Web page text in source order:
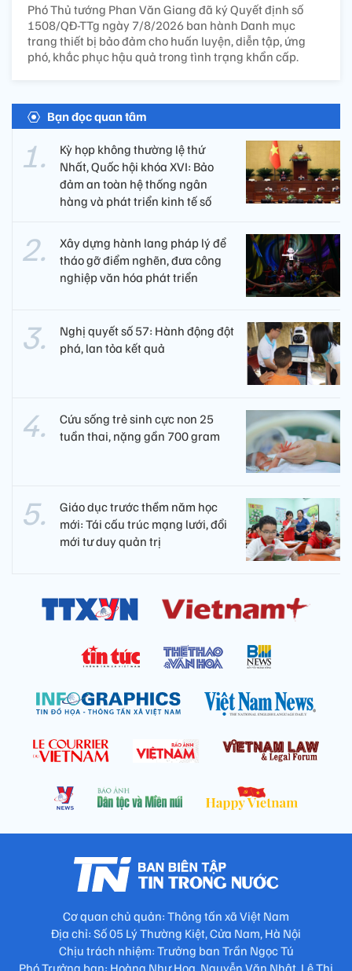
Phó Thủ tướng Phan Văn Giang đã ký Quyết định số
1508/QĐ-TTg ngày 7/8/2026 ban hành Danh mục
trang thiết bị bảo đảm cho huấn luyện, diễn tập, ứng
phó, khắc phục hậu quả trong tình trạng khẩn cấp.
Bạn đọc quan tâm
Kỳ họp không thường lệ thứ
Nhất, Quốc hội khóa XVI: Bảo
đảm an toàn hệ thống ngân
hàng và phát triển kinh tế số
Xây dựng hành lang pháp lý để
tháo gỡ điểm nghẽn, đưa công
nghiệp văn hóa phát triển
Nghị quyết số 57: Hành động đột
phá, lan tỏa kết quả
Cứu sống trẻ sinh cực non 25
tuần thai, nặng gần 700 gram
Giáo dục trước thềm năm học
mới: Tái cấu trúc mạng lưới, đổi
mới tư duy quản trị
Cơ quan chủ quản: Thông tấn xã Việt Nam
Địa chỉ: Số 05 Lý Thường Kiệt, Cửa Nam, Hà Nội
Chịu trách nhiệm: Trưởng ban Trần Ngọc Tú
Phó Trưởng ban: Hoàng Như Hoa, Nguyễn Văn Nhật, Lê Thị